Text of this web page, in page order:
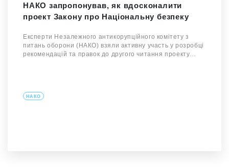
НАКО запропонував, як вдосконалити
проект Закону про Національну безпеку
Експерти Незалежного антикорупційного комітету з
питань оборони (НАКО) взяли активну участь у розробці
рекомендацій та правок до другого читання проекту…
НАКО